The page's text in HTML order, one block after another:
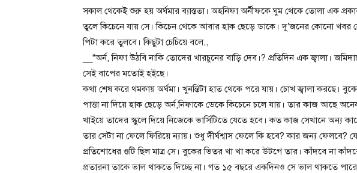
সকাল থেকেই শুরু হয় অর্ঘমার ব্যাস্ততা। অহনিফা অর্নীফকে ঘুম থেকে তোলা এক
তুলে কিচেনে যায় সে। কিচেন থেকে আবার হাক ছেড়ে ডাকে। দু’জনের কোনো খবর
পিটা করে তুলবে। কিছুটা চেচিয়ে বলে,,
__“অর্ন, নিফা উঠবি নাকি তোদের খারচুনের বাড়ি দেব।? প্রতিদিন এক জ্বালা।
সেই বাপের মতোই হইছে।
কথা শেষ করে থমকায় অর্ঘমা। খুনন্তিটা হাত থেকে পরে যায়। চোখ জ্বালা করছে।
পাত্তা না দিয়ে হাক ছেড়ে অর্ন,নিফাকে ডেকে কিচেনে চলে যায়। তার কাজ আছে
খাইয়ে তাদের স্কুলে দিয়ে নিজেকে ভার্সিটিতে যেতে হবে। কত কাজ সেখানে অন্য
তার সেটা না ফেলে ফিরিয়ে ন্যায়। শুধু দীর্ঘশ্বাস ফেলে কি হবে? কার জন্য
প্রতিশোধের গুটি ছিল মাত্র সে। বুকের ভিতর খা খা করে উটগে তার। কাঁদবে না
প্রতারনা তাকে ভাল থাকতে দিচ্ছে না। গত ১৫ বছরে একদিনও সে ভাল থাকতে